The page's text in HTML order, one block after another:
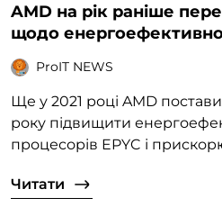
AMD на рік раніше
щодо
ProIT NEWS
Ще у 2021 році AMD
року підвищити
процесорів EPYC і
Читати